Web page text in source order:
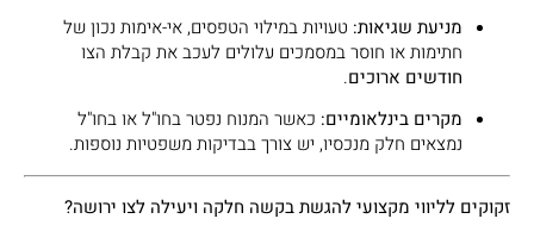
מניעת שגיאות: טעויות במילוי הטפסים, אי-אימות נכון של
חתימות או חוסר במסמכים עלולים לעכב את קבלת הצו
חודשים ארוכים.
מקרים בינלאומיים: כאשר המנוח נפטר בחו"ל או בחו"ל
נמצאים חלק מנכסיו, יש צורך בבדיקות משפטיות נוספות.
זקוקים לליווי מקצועי להגשת בקשה חלקה ויעילה לצו ירושה?